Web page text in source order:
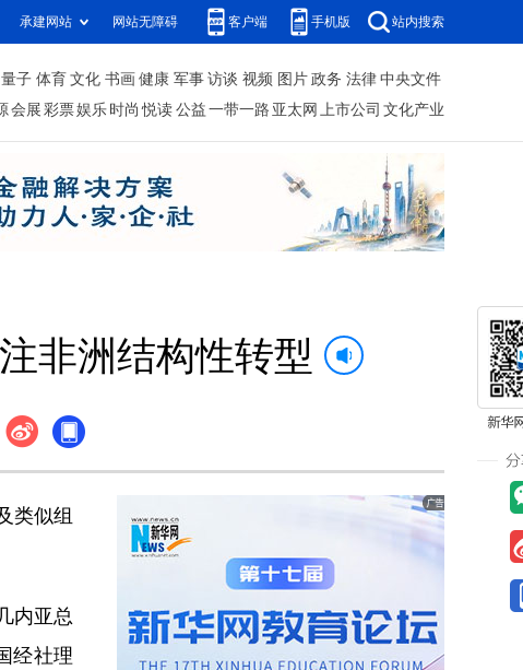
承建网站 网站无障碍 客户端 手机版 站内搜索
量子 体育 文化 书画 健康 军事 访谈 视频 图片 政务 法律 中央文件
会展 彩票娱乐 时尚 悦读 公益 一带一路 亚太网 上市公司 文化产业
非洲结构性转型
类似组
内亚总
经社理